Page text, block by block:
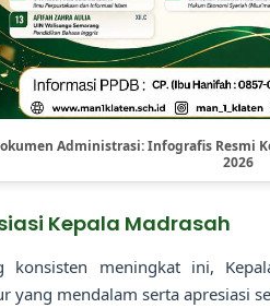
Administrasi: Infografis Resmi
2026
Kepala Madrasah
konsisten meningkat ini,
yang mendalam serta apresiasi